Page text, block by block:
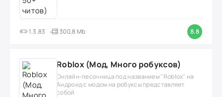
1.3.83 300,8 Mb 8.8
Roblox (Мод, Много робуксов)
Онлайн-песочница под названием "Roblox" на
Андроид с модом на робуксы представляет
собой